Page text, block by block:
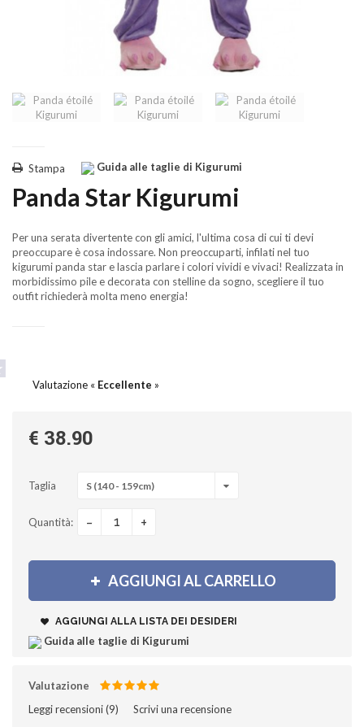
Guida alle taglie di Kigurumi
Stampa
Panda Star Kigurumi
Per una serata divertente con gli amici, l'ultima cosa di cui ti devi
preoccupare è cosa indossare. Non preoccuparti, infilati nel tuo
kigurumi panda star e lascia parlare i colori vividi e vivaci! Realizzata in
morbidissimo pile e decorata con stelline da sogno, scegliere il tuo
outfit richiederà molta meno energia!
Valutazione « Eccellente »
€ 38.90
Taglia S (140 - 159cm)
Quantità: - +
AGGIUNGI AL CARRELLO
AGGIUNGI ALLA LISTA DEI DESIDERI
Guida alle taglie di Kigurumi
Valutazione
Leggi recensioni (9)‎ Scrivi una recensione